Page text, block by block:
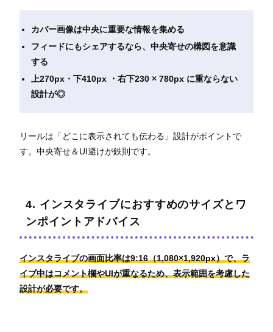
カバー画像は中央に重要な情報を集める
フィードにもシェアするなら、中央寄せの構図を意識
する
上270px・下410px ・右下230 × 780px に重ならない
設計が◎
リールは「どこに表示されても伝わる」設計がポイントで
す。中央寄せ＆UI避けが鉄則です。
4. インスタライブにおすすめのサイズとワ
ンポイントアドバイス
インスタライブの画面比率は9:16（1,080×1,920px）で、ラ
イブ中はコメント欄やUIが重なるため、表示範囲を考慮した
設計が必要です。